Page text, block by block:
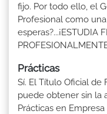
fijo. Por todo ello, el
Profesional como
esperas?...¡ESTUDIA
Prácticas
Sí. El Título Oficial de
puede obtener sin la
Prácticas en